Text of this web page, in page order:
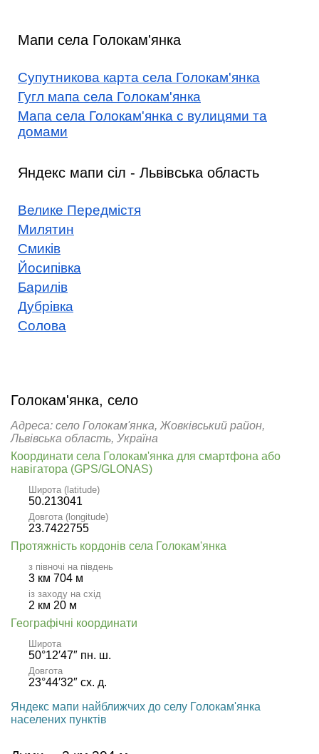
Мапи села Голокам'янка
Супутникова карта села Голокам'янка
Гугл мапа села Голокам'янка
Мапа села Голокам'янка с вулицями та
домами
Яндекс мапи сіл - Львівська область
Велике Передмістя
Милятин
Смиків
Йосипівка
Барилів
Дубрівка
Солова
Голокам'янка, село
Адреса: село Голокам'янка, Жовківський район,
Львівська область, Україна
Координати села Голокам'янка для смартфона або
навігатора (GPS/GLONAS)
Широта (latitude)
50.213041
Довгота (longitude)
23.7422755
Протяжність кордонів села Голокам'янка
з півночі на південь
3 км 704 м
із заходу на схід
2 км 20 м
Географічні координати
Широта
50°12′47″ пн. ш.
Довгота
23°44′32″ сх. д.
Яндекс мапи найближчих до селу Голокам'янка
населених пунктів